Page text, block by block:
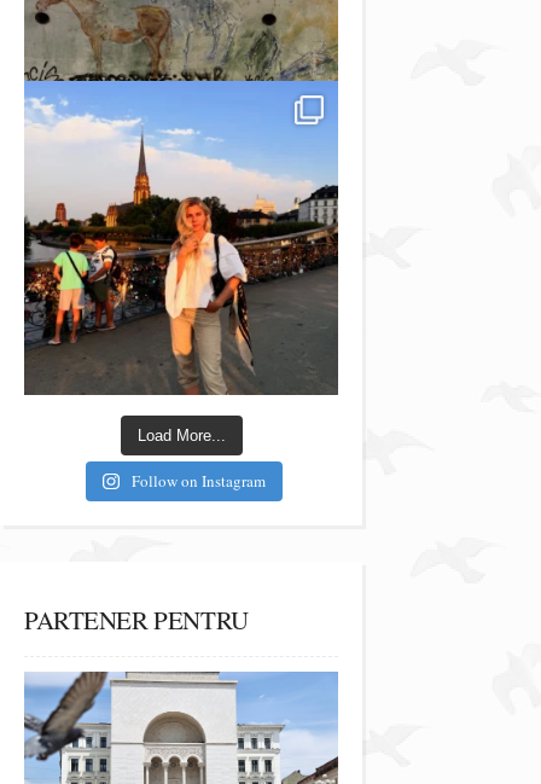
Load More...
Follow on Instagram
PARTENER PENTRU